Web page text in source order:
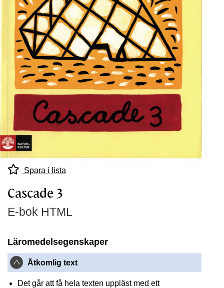
Spara i lista
Cascade 3
E-bok HTML
Läromedelsegenskaper
Åtkomlig text
Det går att få hela texten uppläst med ett